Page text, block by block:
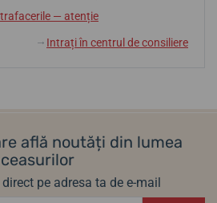
— atenție
↓ Intrați în centrul de consiliere
află noutăți din lumea
ceasurilor
pe adresa ta de e-mail